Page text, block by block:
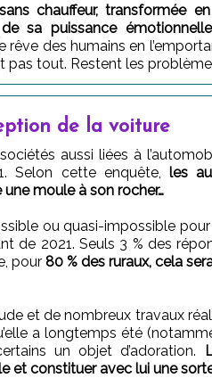
chauffeur, transformée
sa puissance émotionnelle
des humains en
pas tout. Restent les
de la voiture
aussi liées à
Selon cette enquête, les
moule à son rocher…
ou quasi-impossible pour
de 2021. Seuls 3 % des
pour 80 % des ruraux, cela
et de nombreux travaux
a longtemps été
un objet d’adoration.
et constituer avec lui une